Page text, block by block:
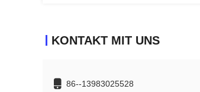
KONTAKT MIT UNS
86--13983025528